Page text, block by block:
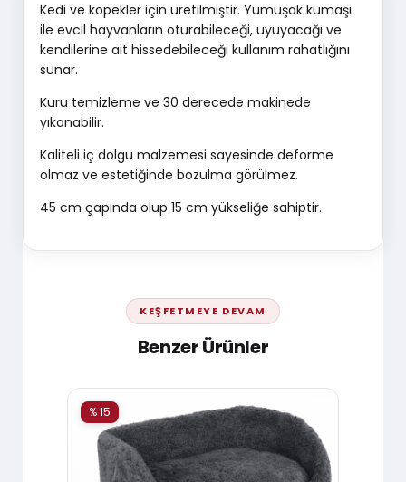
Kedi ve köpekler için üretilmiştir. Yumuşak kumaşı
ile evcil hayvanların oturabileceği, uyuyacağı ve
kendilerine ait hissedebileceği kullanım rahatlığını
sunar.
Kuru temizleme ve 30 derecede makinede
yıkanabilir.
Kaliteli iç dolgu malzemesi sayesinde deforme
olmaz ve estetiğinde bozulma görülmez.
45 cm çapında olup 15 cm yükseliğe sahiptir.
KEŞFETMEYE DEVAM
Benzer Ürünler
% 15